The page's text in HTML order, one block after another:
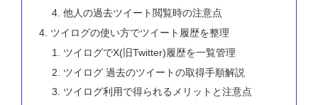
他人の過去ツイート閲覧時の注意点
ツイログの使い方でツイート履歴を整理
ツイログでX(旧Twitter)履歴を一覧管理
ツイログ 過去のツイートの取得手順解説
ツイログ利用で得られるメリットと注意点